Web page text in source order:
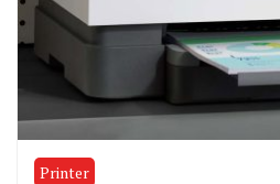
Printer